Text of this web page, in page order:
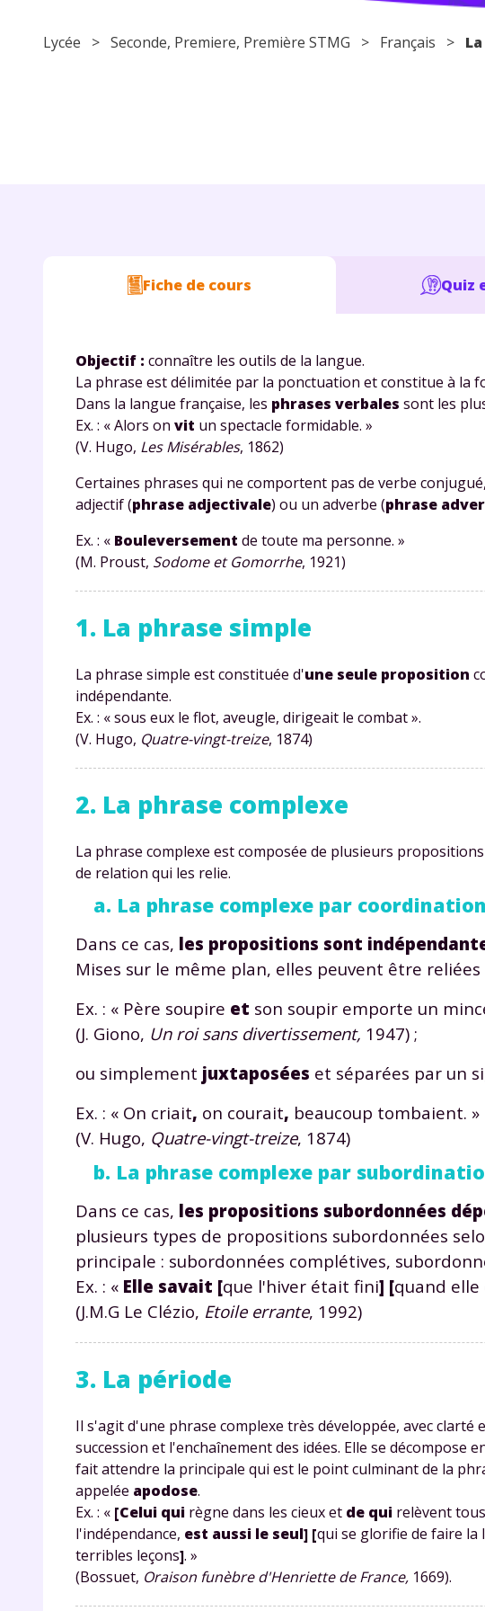
Lycée > Seconde, Premiere, Première STMG > Français >
Fiche de cours Quiz
Objectif : connaître les outils de la langue.
La phrase est délimitée par la ponctuation et constitue à la
Dans la langue française, les phrases verbales sont les
Ex. : « Alors on vit un spectacle formidable. »
(V. Hugo, Les Misérables, 1862)
Certaines phrases qui ne comportent pas de verbe
adjectif (phrase adjectivale) ou un adverbe (phrase
Ex. : « Bouleversement de toute ma personne. »
(M. Proust, Sodome et Gomorrhe, 1921)
1. La phrase simple
La phrase simple est constituée d'une seule proposition
indépendante.
Ex. : « sous eux le flot, aveugle, dirigeait le combat ».
(V. Hugo, Quatre-vingt-treize, 1874)
2. La phrase complexe
La phrase complexe est composée de plusieurs
de relation qui les relie.
a. La phrase complexe par
Dans ce cas, les propositions sont
Mises sur le même plan, elles peuvent être
Ex. : « Père soupire et son soupir emporte un
(J. Giono, Un roi sans divertissement, 1947) ;
ou simplement juxtaposées et séparées par un
Ex. : « On criait, on courait, beaucoup tombaient. »
(V. Hugo, Quatre-vingt-treize, 1874)
b. La phrase complexe par
Dans ce cas, les propositions subordonnées
plusieurs types de propositions subordonnées
principale : subordonnées complétives,
Ex. : « Elle savait [que l'hiver était fini] [quand
(J.M.G Le Clézio, Etoile errante, 1992)
3. La période
Il s'agit d'une phrase complexe très développée, avec
succession et l'enchaînement des idées. Elle se décompose
fait attendre la principale qui est le point culminant de la
appelée apodose.
Ex. : « [Celui qui règne dans les cieux et de qui relèvent
l'indépendance, est aussi le seul] [qui se glorifie de faire la
terribles leçons]. »
(Bossuet, Oraison funèbre d'Henriette de France, 1669).
notre
Fiches de